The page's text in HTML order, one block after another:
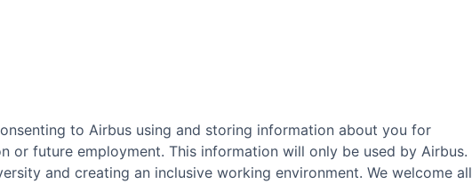
to Airbus using and storing information about you for
or future employment. This information will only be used by Airbus.
and creating an inclusive working environment. We welcome all